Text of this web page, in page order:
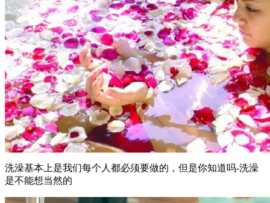
洗澡基本上是我们每个人都必须要做的，但是你知道吗-洗澡
是不能想当然的